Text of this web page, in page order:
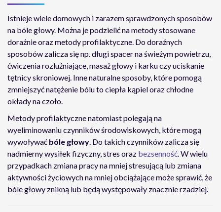
Istnieje wiele domowych i zarazem sprawdzonych sposobów
na bóle głowy. Można je podzielić na metody stosowane
doraźnie oraz metody profilaktyczne. Do doraźnych
sposobów zalicza się np. długi spacer na świeżym powietrzu,
ćwiczenia rozluźniające, masaż głowy i karku czy uciskanie
tętnicy skroniowej. Inne naturalne sposoby, które pomogą
zmniejszyć natężenie bólu to ciepła kąpiel oraz chłodne
okłady na czoło.
Metody profilaktyczne natomiast polegają na
wyeliminowaniu czynników środowiskowych, które mogą
wywoływać bóle głowy. Do takich czynników zalicza się
nadmierny wysiłek fizyczny, stres oraz bezsenność. W wielu
przypadkach zmiana pracy na mniej stresującą lub zmiana
aktywności życiowych na mniej obciążające może sprawić, że
bóle głowy znikną lub będą występowały znacznie rzadziej.